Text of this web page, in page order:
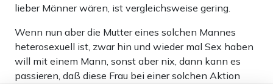
lieber Männer wären, ist vergleichsweise gering.
Wenn nun aber die Mutter eines solchen Mannes
heterosexuell ist, zwar hin und wieder mal Sex haben
will mit einem Mann, sonst aber nix, dann kann es
passieren, daß diese Frau bei einer solchen Aktion